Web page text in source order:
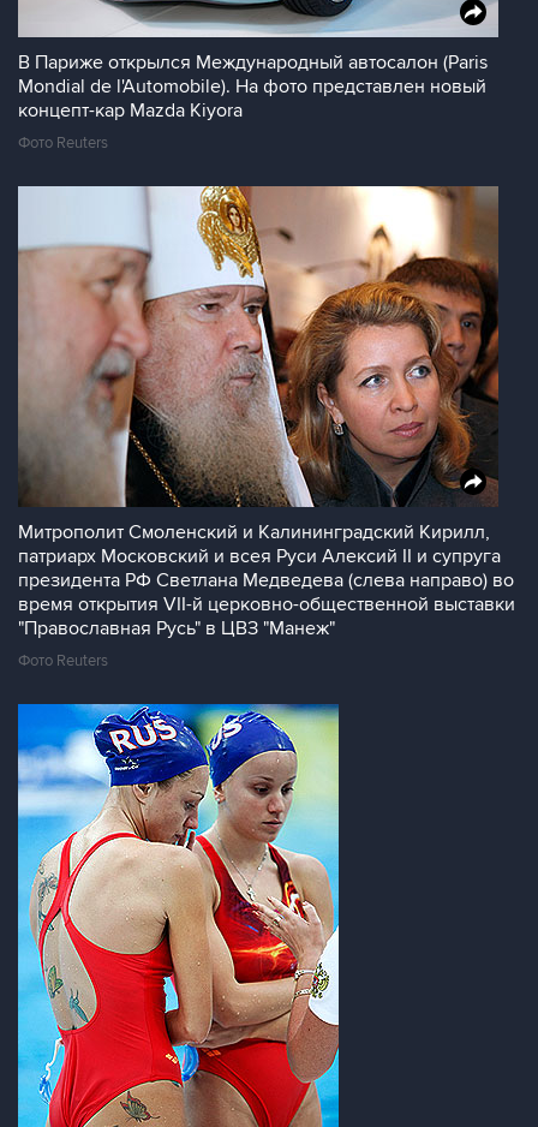
В Париже открылся Международный автосалон (Paris
Mondial de l'Automobile). На фото представлен новый
концепт-кар Mazda Kiyora
Фото Reuters
Митрополит Смоленский и Калининградский Кирилл,
патриарх Московский и всея Руси Алексий II и супруга
президента РФ Светлана Медведева (слева направо) во
время открытия VII-й церковно-общественной выставки
"Православная Русь" в ЦВЗ "Манеж"
Фото Reuters